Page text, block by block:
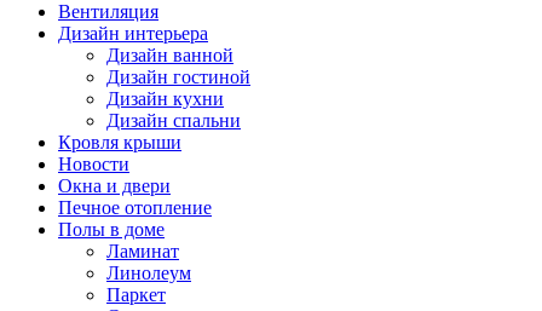
Вентиляция
Дизайн интерьера
Дизайн ванной
Дизайн гостиной
Дизайн кухни
Дизайн спальни
Кровля крыши
Новости
Окна и двери
Печное отопление
Полы в доме
Ламинат
Линолеум
Паркет